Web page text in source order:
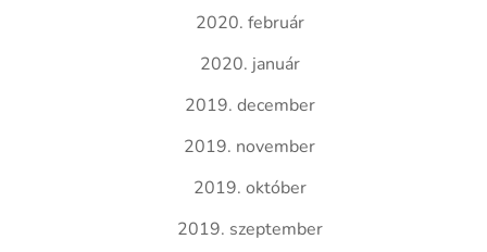
2020. február
2020. január
2019. december
2019. november
2019. október
2019. szeptember